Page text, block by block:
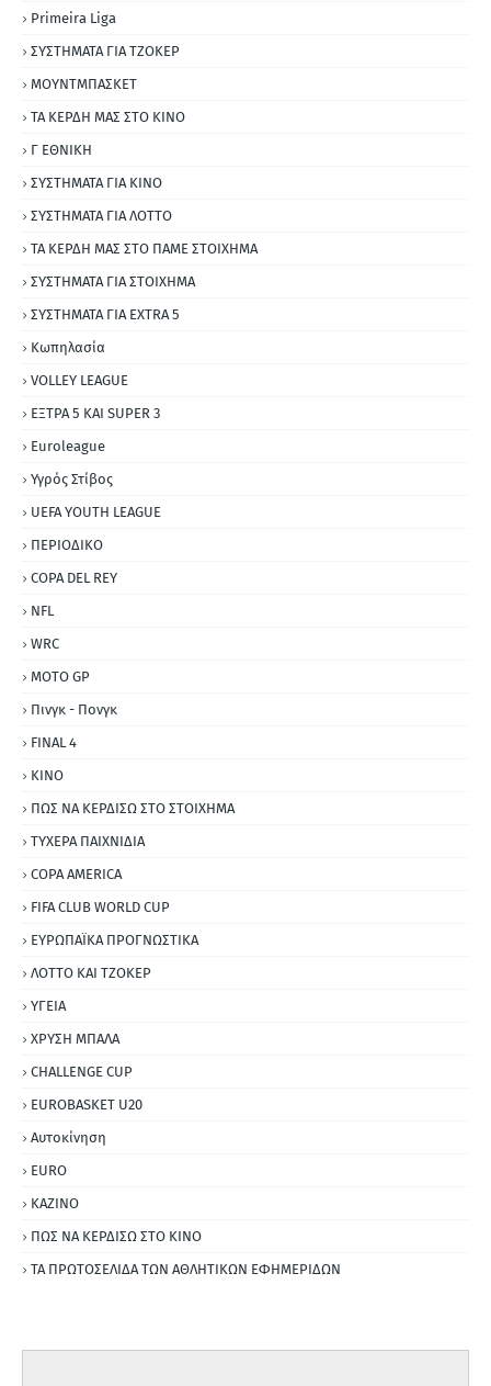
Primeira Liga
ΣΥΣΤΗΜΑΤΑ ΓΙΑ ΤΖΟΚΕΡ
ΜΟΥΝΤΜΠΑΣΚΕΤ
ΤΑ ΚΕΡΔΗ ΜΑΣ ΣΤΟ ΚΙΝΟ
Γ ΕΘΝΙΚΗ
ΣΥΣΤΗΜΑΤΑ ΓΙΑ ΚΙΝΟ
ΣΥΣΤΗΜΑΤΑ ΓΙΑ ΛΟΤΤΟ
ΤΑ ΚΕΡΔΗ ΜΑΣ ΣΤΟ ΠΑΜΕ ΣΤΟΙΧΗΜΑ
ΣΥΣΤΗΜΑΤΑ ΓΙΑ ΣΤΟΙΧΗΜΑ
ΣΥΣΤΗΜΑΤΑ ΓΙΑ ΕΧΤRΑ 5
Κωπηλασία
VOLLEY LEAGUE
ΕΞΤΡΑ 5 ΚΑΙ SUPER 3
Εuroleague
Υγρός Στίβος
UEFA YOUTH LEAGUE
ΠΕΡΙΟΔΙΚΟ
COPA DEL REY
NFL
WRC
MOTO GP
Πινγκ - Πονγκ
FINAL 4
ΚΙΝΟ
ΠΩΣ ΝΑ ΚΕΡΔΙΣΩ ΣΤΟ ΣΤΟΙΧΗΜΑ
ΤΥΧΕΡΑ ΠΑΙΧΝΙΔΙΑ
COPA AMERICA
FIFA CLUB WORLD CUP
ΕΥΡΩΠΑΪΚΑ ΠΡΟΓΝΩΣΤΙΚΑ
ΛΟΤΤΟ ΚΑΙ ΤΖΟΚΕΡ
ΥΓΕΙΑ
ΧΡΥΣΗ ΜΠΑΛΑ
CHALLENGE CUP
EUROBASKET U20
Αυτοκίνηση
ΕURO
ΚΑΖΙΝΟ
ΠΩΣ ΝΑ ΚΕΡΔΙΣΩ ΣΤΟ ΚΙΝΟ
ΤΑ ΠΡΩΤΟΣΕΛΙΔΑ ΤΩΝ ΑΘΛΗΤΙΚΩΝ ΕΦΗΜΕΡΙΔΩΝ